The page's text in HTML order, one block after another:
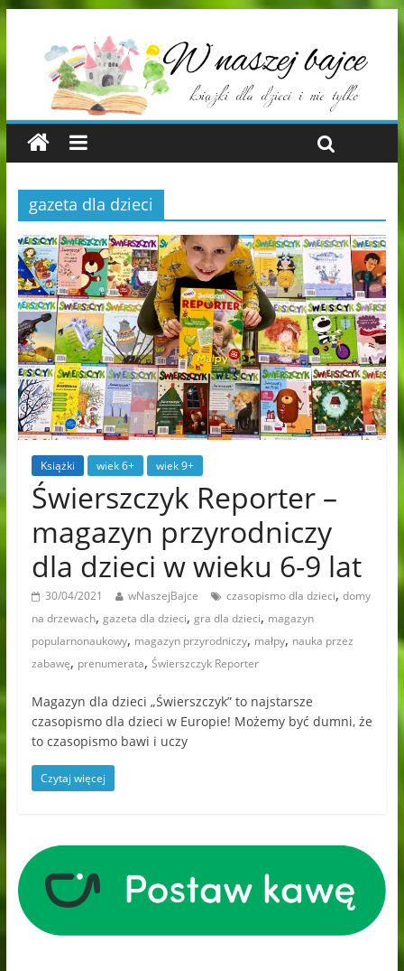
gazeta dla dzieci
Książki wiek 6+ wiek 9+
Świerszczyk Reporter –
magazyn przyrodniczy
dla dzieci w wieku 6-9 lat
30/04/2021 wNaszejBajce czasopismo dla dzieci, domy
na drzewach, gazeta dla dzieci, gra dla dzieci, magazyn
popularnonaukowy, magazyn przyrodniczy, małpy, nauka przez
zabawę, prenumerata, Świerszczyk Reporter
Magazyn dla dzieci „Świerszczyk” to najstarsze
czasopismo dla dzieci w Europie! Możemy być dumni, że
to czasopismo bawi i uczy
Czytaj więcej